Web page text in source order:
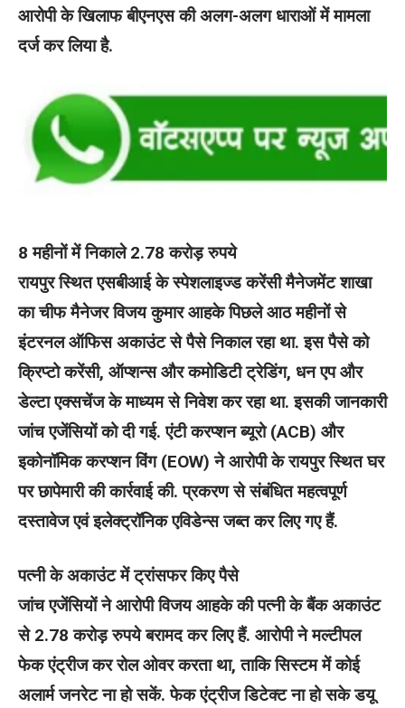
आरोपी के खिलाफ बीएनएस की अलग-अलग धाराओं में मामला
दर्ज कर लिया है.
8 महीनों में निकाले 2.78 करोड़ रुपये
रायपुर स्थित एसबीआई के स्पेशलाइज्ड करेंसी मैनेजमेंट शाखा
का चीफ मैनेजर विजय कुमार आहके पिछले आठ महीनों से
इंटरनल ऑफिस अकाउंट से पैसे निकाल रहा था. इस पैसे को
क्रिप्टो करेंसी, ऑप्शन्स और कमोडिटी ट्रेडिंग, धन एप और
डेल्टा एक्सचेंज के माध्यम से निवेश कर रहा था. इसकी जानकारी
जांच एजेंसियों को दी गई. एंटी करप्शन ब्यूरो (ACB) और
इकोनॉमिक करप्शन विंग (EOW) ने आरोपी के रायपुर स्थित घर
पर छापेमारी की कार्रवाई की. प्रकरण से संबंधित महत्वपूर्ण
दस्तावेज एवं इलेक्ट्रॉनिक एविडेन्स जब्त कर लिए गए हैं.
पत्नी के अकाउंट में ट्रांसफर किए पैसे
जांच एजेंसियों ने आरोपी विजय आहके की पत्नी के बैंक अकाउंट
से 2.78 करोड़ रुपये बरामद कर लिए हैं. आरोपी ने मल्टीपल
फेक एंट्रीज कर रोल ओवर करता था, ताकि सिस्टम में कोई
अलार्म जनरेट ना हो सकें. फेक एंट्रीज डिटेक्ट ना हो सके डयू